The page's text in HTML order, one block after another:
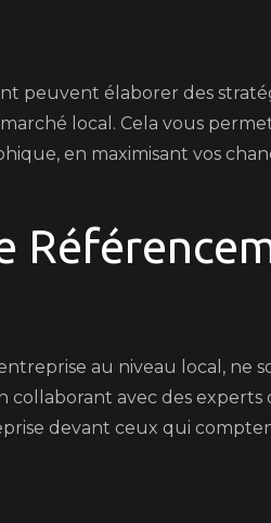
peuvent élaborer des
local. Cela vous
en maximisant vos
au niveau local, ne
collaborant avec des experts
devant ceux qui